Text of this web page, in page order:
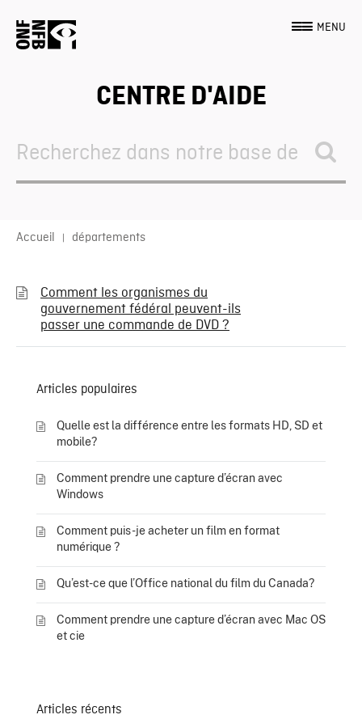
MENU
CENTRE D'AIDE
For
Accueil départements
Comment les organismes du
gouvernement fédéral peuvent-ils
passer une commande de DVD ?
Articles populaires
Quelle est la différence entre les formats HD, SD et
mobile?
Comment prendre une capture d’écran avec
Windows
Comment puis-je acheter un film en format
numérique ?
Qu’est-ce que l’Office national du film du Canada?
Comment prendre une capture d’écran avec Mac OS
et cie
Articles récents